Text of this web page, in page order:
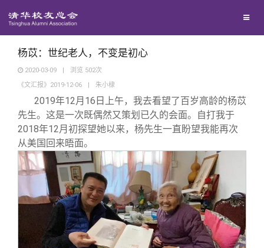
西南联大校友会
义工计划
新媒体平台
青春风采
校友文苑
校友讲坛
校友视界
校友服务
终身学习
校友总会
杨苡：世纪老人，不变是初心
2020-03-09 | 浏览 502次
《文汇报》2019-12-06
| 朱小棣
2019年12月16日上午，我去看望了百岁高龄的杨苡
先生。这是一次既偶然又策划已久的会面。自打我于
2018年12月初探望她以来，杨先生一直盼望我能再次
从美国回来晤面。